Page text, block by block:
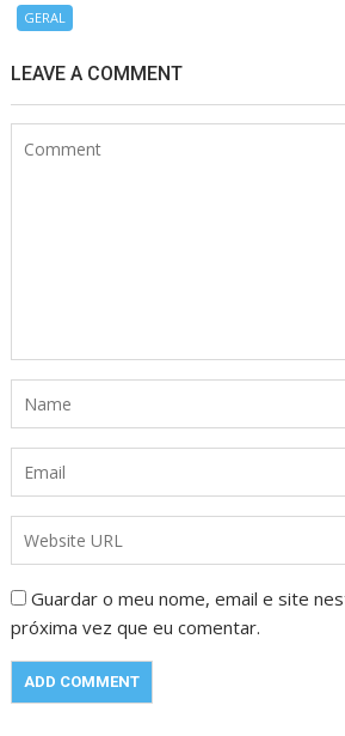
GERAL
LEAVE A COMMENT
Guardar o meu nome, email e site
próxima vez que eu comentar.